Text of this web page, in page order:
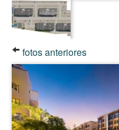
fotos anteriores